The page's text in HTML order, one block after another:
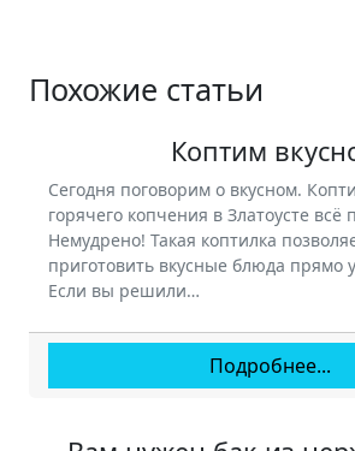
Похожие статьи
Коптим
Сегодня поговорим о вкусном.
горячего копчения в Златоусте всё
Немудрено! Такая коптилка
приготовить вкусные блюда прямо
Если вы решили…
Подробнее...